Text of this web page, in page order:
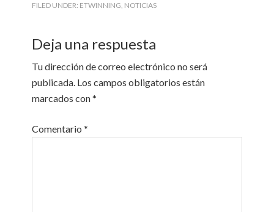
FILED UNDER: ETWINNING, NOTICIAS
Deja una respuesta
Tu dirección de correo electrónico no será
publicada. Los campos obligatorios están
marcados con*
Comentario*